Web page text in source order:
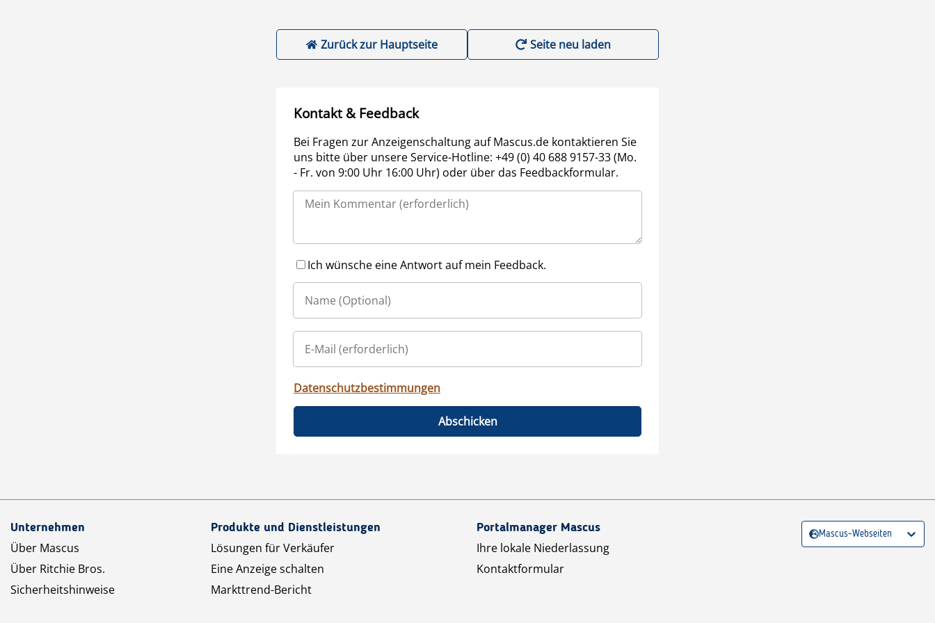
Zurück zur Hauptseite Seite neu laden
Kontakt & Feedback
Bei Fragen zur Anzeigenschaltung auf Mascus.de kontaktieren Sie
uns bitte über unsere Service-Hotline: +49 (0) 40 688 9157-33 (Mo.
- Fr. von 9:00 Uhr 16:00 Uhr) oder über das Feedbackformular.
Ich wünsche eine Antwort auf mein Feedback.
Datenschutzbestimmungen
Abschicken
Unternehmen
Über Mascus
Über Ritchie Bros.
Sicherheitshinweise
Produkte und Dienstleistungen
Lösungen für Verkäufer
Eine Anzeige schalten
Markttrend-Bericht
Portalmanager Mascus
Ihre lokale Niederlassung
Kontaktformular
Mascus-Webseiten